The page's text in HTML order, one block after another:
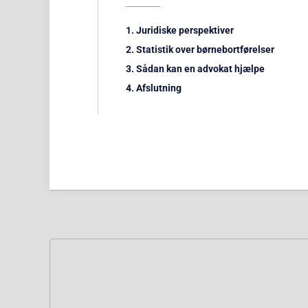
Juridiske perspektiver
Statistik over børnebortførelser
Sådan kan en advokat hjælpe
Afslutning